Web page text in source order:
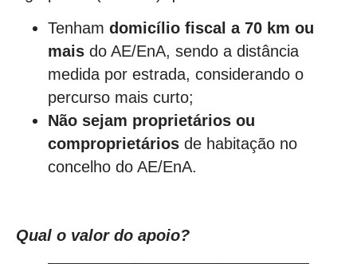
Tenham domicílio fiscal a 70 km ou
mais do AE/EnA, sendo a distância
medida por estrada, considerando o
percurso mais curto;
Não sejam proprietários ou
comproprietários de habitação no
concelho do AE/EnA.
Qual o valor do apoio?